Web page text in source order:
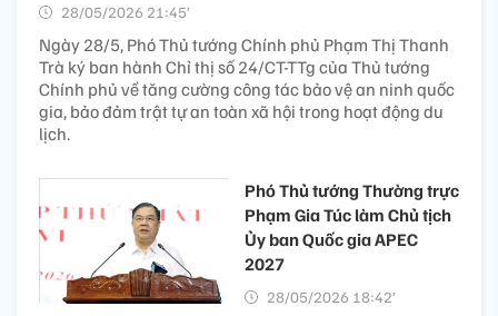
28/05/2026 21:45’
Ngày 28/5, Phó Thủ tướng Chính phủ Phạm Thị Thanh
Trà ký ban hành Chỉ thị số 24/CT-TTg của Thủ tướng
Chính phủ về tăng cường công tác bảo vệ an ninh quốc
gia, bảo đảm trật tự an toàn xã hội trong hoạt động du
lịch.
Phó Thủ tướng Thường trực
Phạm Gia Túc làm Chủ tịch
Ủy ban Quốc gia APEC
2027
28/05/2026 18:42’